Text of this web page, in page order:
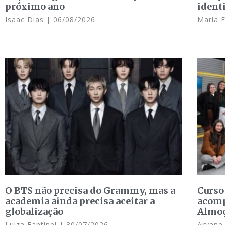
próximo ano
Isaac Dias 06/08/2026 Maria
O BTS não precisa do Grammy, mas a
academia ainda precisa aceitar a
globalização